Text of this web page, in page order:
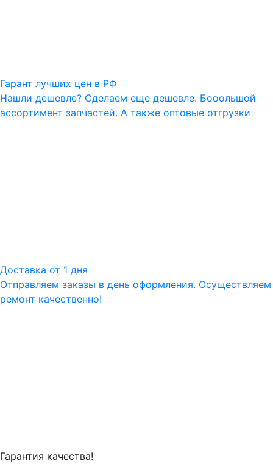
Гарант лучших цен в РФ
Нашли дешевле? Сделаем еще дешевле. Бооольшой
ассортимент запчастей. А также оптовые отгрузки
Доставка от 1 дня
Отправляем заказы в день оформления. Осуществляем
ремонт качественно!
Гарантия качества!